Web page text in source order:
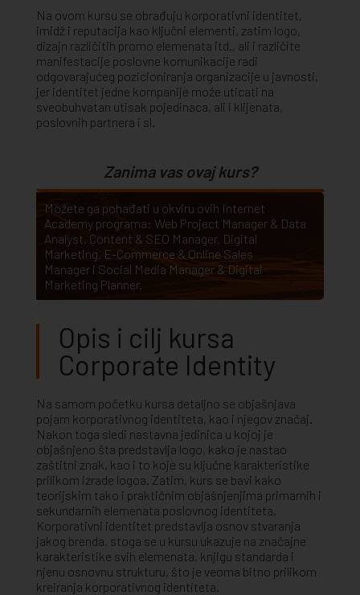
Na ovom kursu se obrađuju korporativni identitet,
imidž i reputacija kao ključni elementi, zatim logo,
dizajn različitih promo elemenata itd., ali i različite
manifestacije poslovne komunikacije radi
odgovarajućeg pozicioniranja organizacije u javnosti,
jer identitet jedne kompanije može uticati na
sveobuhvatan utisak pojedinaca, ali i klijenata,
poslovnih partnera i sl.
Zanima vas ovaj kurs?
Možete ga pohađati u okviru ovih Internet
Academy programa: Web Project Manager & Data
Analyst, Content & SEO Manager, Digital
Marketing, E-Commerce & Online Sales
Manager i Social Media Manager & Digital
Marketing Planner.
Opis i cilj kursa
Corporate Identity
Na samom početku kursa detaljno se objašnjava
pojam korporativnog identiteta, kao i njegov značaj.
Nakon toga sledi nastavna jedinica u kojoj je
objašnjeno šta predstavlja logo, kako je nastao
zaštitni znak, kao i to koje su ključne karakteristike
prilikom izrade logoa. Zatim, kurs se bavi kako
teorijskim tako i praktičnim objašnjenjima primarnih i
sekundarnih elemenata poslovnog identiteta.
Korporativni identitet predstavlja osnov stvaranja
jakog brenda, stoga se u kursu ukazuje na značajne
karakteristike svih elemenata, knjigu standarda i
njenu osnovnu strukturu, što je veoma bitno prilikom
kreiranja korporativnog identiteta.